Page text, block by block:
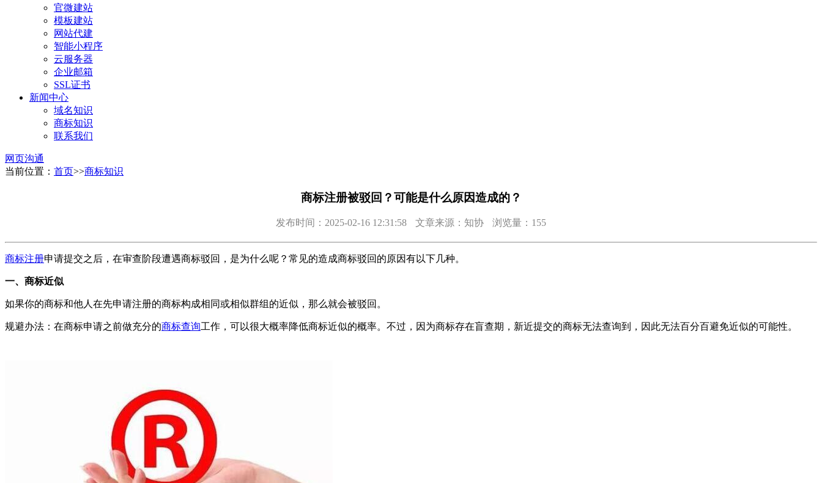
官微建站
模板建站
网站代建
智能小程序
云服务器
企业邮箱
SSL证书
新闻中心
域名知识
商标知识
联系我们
网页沟通
当前位置： 首页>>商标知识
商标注册被驳回？可能是什么原因造成的？
发布时间：2025-02-16 12:31:58 文章来源：知协 浏览量：155
商标注册申请提交之后，在审查阶段遭遇商标驳回，是为什么呢？常见的造成商标驳回的原因有以下几种。
一、商标近似
如果你的商标和他人在先申请注册的商标构成相同或相似群组的近似，那么就会被驳回。
规避办法：在商标申请之前做充分的商标查询工作，可以很大概率降低商标近似的概率。不过，因为商标存在盲查期，新近提交的商标无法查询到，因此无法百分百避免近似的可能性。